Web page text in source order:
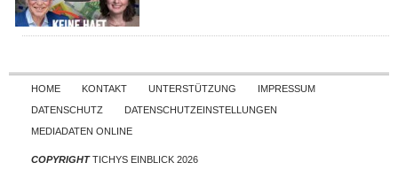
Skip to content
HOME KONTAKT UNTERSTÜTZUNG
IMPRESSUM
DATENSCHUTZ
DATENSCHUTZEINSTELLUNGEN
MEDIADATEN ONLINE
COPYRIGHTTICHYS EINBLICK 2026